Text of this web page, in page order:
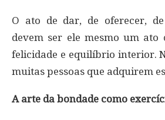
O ato de dar, de oferecer,
devem ser ele mesmo um ato
felicidade e equilíbrio interior.
muitas pessoas que adquirem
A arte da bondade como